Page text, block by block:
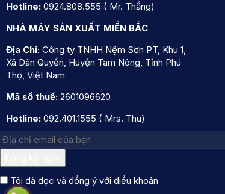
Hotline: 0924.808.555 ( Mr. Thắng)
NHÀ MÁY SẢN XUẤT MIỀN BẮC
Địa Chỉ: Công ty TNHH Nệm Sơn PT, Khu 1,
Xã Dân Quyền, Huyện Tam Nông, Tỉnh Phú
Thọ, Việt Nam
Mã số thuế: 2601096620
Hotline: 092.401.1555 ( Mrs. Thu)
Tôi đã đọc và đồng ý với điều khoản